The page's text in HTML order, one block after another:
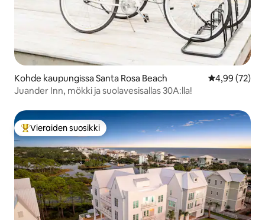
Kohde kaupungissa Santa Rosa Beach
4,99 (72)
Juander Inn, mökki ja suolavesisallas 30A:lla!
Vieraiden suosikkien parhaimmistoa
Vieraiden suosikki